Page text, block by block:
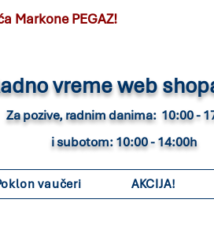
Markone PEGAZ!
vreme web
Za pozive, radnim danima: 10:00 -
i subotom: 10:00 - 14:00h
vaučeri AKCIJA!